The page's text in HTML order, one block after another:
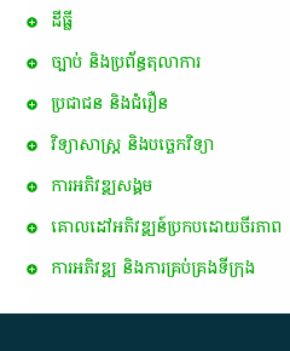
ដីធ្លី
ច្បាប់ និងប្រព័ន្ធតុលាការ
ប្រជាជន និងជំរឿន
វិទ្យាសាស្ត្រ និងបច្ចេកវិទ្យា
ការ​អភិវឌ្ឍ​សង្គម
គោលដៅ​អភិវឌ្ឍន៍​ប្រកបដោយ​ចីរភាព
ការអភិវឌ្ឍ និងការគ្រប់គ្រងទីក្រុង